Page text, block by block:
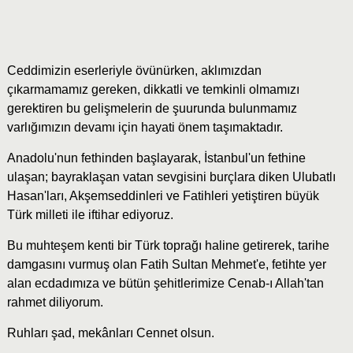
Ceddimizin eserleriyle övünürken, aklımızdan
çıkarmamamız gereken, dikkatli ve temkinli olmamızı
gerektiren bu gelişmelerin de şuurunda bulunmamız
varlığımızın devamı için hayati önem taşımaktadır.
Anadolu'nun fethinden başlayarak, İstanbul'un fethine
ulaşan; bayraklaşan vatan sevgisini burçlara diken Ulubatlı
Hasan'ları, Akşemseddinleri ve Fatihleri yetiştiren büyük
Türk milleti ile iftihar ediyoruz.
Bu muhteşem kenti bir Türk toprağı haline getirerek, tarihe
damgasını vurmuş olan Fatih Sultan Mehmet'e, fetihte yer
alan ecdadımıza ve bütün şehitlerimize Cenab-ı Allah'tan
rahmet diliyorum.
Ruhları şad, mekânları Cennet olsun.